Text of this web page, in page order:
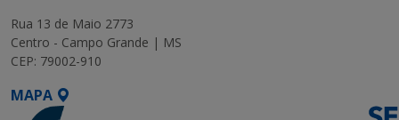
Rua 13 de Maio 2773
Centro - Campo Grande | MS
CEP: 79002-910
MAPA